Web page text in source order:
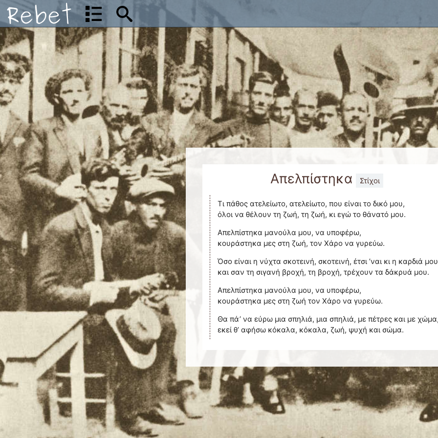
Απελπίστηκα Στίχοι
Τι πάθος ατελείωτο, ατελείωτο, που είναι το δικό μου,
όλοι να θέλουν τη ζωή, τη ζωή, κι εγώ το θάνατό μου.
Απελπίστηκα μανούλα μου, να υποφέρω,
κουράστηκα μες στη ζωή, τον Χάρο να γυρεύω.
Όσο είναι η νύχτα σκοτεινή, σκοτεινή, έτσι ’ναι κι η καρδιά
και σαν τη σιγανή βροχή, τη βροχή, τρέχουν τα δάκρυά μου.
Απελπίστηκα μανούλα μου, να υποφέρω,
κουράστηκα μες στη ζωή τον Χάρο να γυρεύω.
Θα πά’ να εύρω μια σπηλιά, μια σπηλιά, με πέτρες και με
εκεί θ’ αφήσω κόκαλα, κόκαλα, ζωή, ψυχή και σώμα.